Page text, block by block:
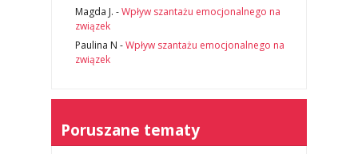
Magda J. -Wpływ szantażu emocjonalnego na
związek
Paulina N -Wpływ szantażu emocjonalnego na
związek
Poruszane tematy